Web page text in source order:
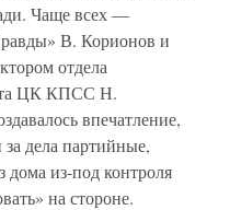
Чаще всех —
В. Корионов и
отдела
ЦК КПСС Н.
впечатление,
дела партийные,
дома из-под контроля
на стороне.